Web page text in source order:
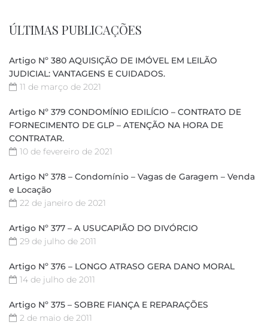
ÚLTIMAS PUBLICAÇÕES
Artigo Nº 380 AQUISIÇÃO DE IMÓVEL EM LEILÃO
JUDICIAL: VANTAGENS E CUIDADOS.
11 de março de 2021
Artigo Nº 379 CONDOMÍNIO EDILÍCIO – CONTRATO DE
FORNECIMENTO DE GLP – ATENÇÃO NA HORA DE
CONTRATAR.
10 de fevereiro de 2021
Artigo Nº 378 – Condomínio – Vagas de Garagem – Venda
e Locação
22 de janeiro de 2021
Artigo Nº 377 – A USUCAPIÃO DO DIVÓRCIO
29 de julho de 2011
Artigo Nº 376 – LONGO ATRASO GERA DANO MORAL
14 de julho de 2011
Artigo Nº 375 – SOBRE FIANÇA E REPARAÇÕES
2 de maio de 2011